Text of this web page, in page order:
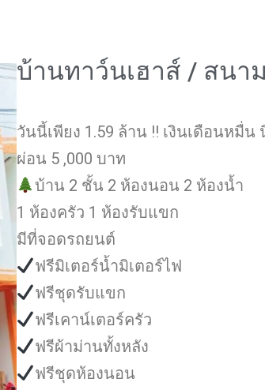
บ้านทาว์นเฮาส์ / สนา
วันนี้เพียง 1.59 ล้าน !! เงินเดือนหมื่น
ผ่อน 5 ,000 บาท
บ้าน 2 ชั้น 2 ห้องนอน 2 ห้องน้ำ
1 ห้องครัว 1 ห้องรับแขก
มีที่จอดรถยนต์
ฟรีมิเตอร์น้ำมิเตอร์ไฟ
ฟรีชุดรับแขก
ฟรีเคาน์เตอร์ครัว
ฟรีผ้าม่านทั้งหลัง
ฟรีชุดห้องนอน